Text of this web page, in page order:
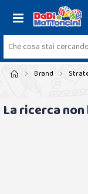
Brand
La ricerca